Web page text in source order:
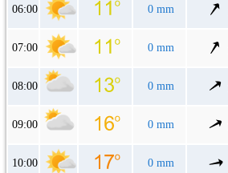
06:00 0 mm
07:00 0 mm
08:00 0 mm
09:00 0 mm
10:00 0 mm